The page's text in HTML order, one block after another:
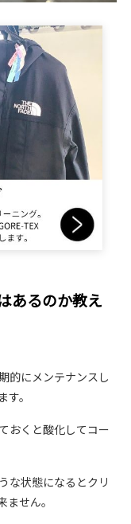
あるのか教え
的にメンテナンスし
。
おくと酸化してコー
な状態になるとクリ
せん。